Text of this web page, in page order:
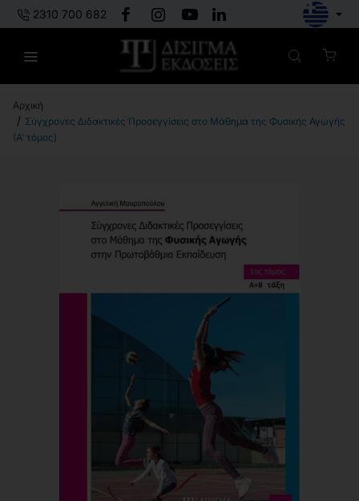
2310 700 682
o
m
Σύγχρονες Διδακτικές Προσεγγίσεις στο Μάθημα της Φυσικής Αγωγής
(Α' τόμος)